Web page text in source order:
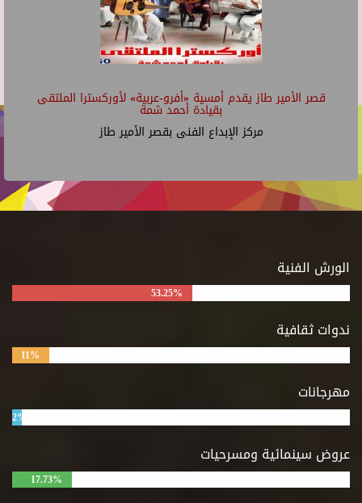
قصر الأمير طاز يقدم أمسية «أفرو-عربية» لأوركسترا الملتقى
بقيادة أحمد شمة
مركز الإبداع الفنى بقصر الأمير طاز
الورش الفنية
53.25%
ندوات ثقافية
11%
مهرجانات
2%
عروض سينمائية ومسرحيات
17.73%